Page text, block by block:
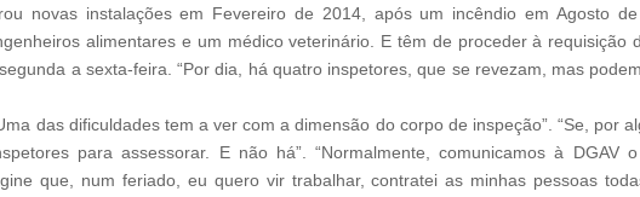
novas instalações em Fevereiro de 2014, após um incêndio em Agosto
alimentares e um médico veterinário. E têm de proceder à requisição
a sexta-feira. “Por dia, há quatro inspetores, que se revezam, mas
das dificuldades tem a ver com a dimensão do corpo de inspeção”. “Se, por
para assessorar. E não há”. “Normalmente, comunicamos à
que, num feriado, eu quero vir trabalhar, contratei as minhas pessoas